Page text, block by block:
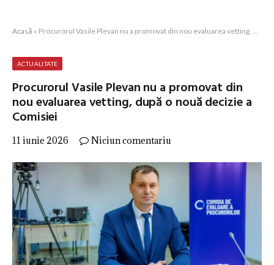
Acasă » Procurorul Vasile Plevan nu a promovat din nou evaluarea vetting, după o nouă decizie a Comisiei
ACTUALITATE
Procurorul Vasile Plevan nu a promovat din
nou evaluarea vetting, după o nouă decizie a
Comisiei
11 iunie 2026 Niciun comentariu